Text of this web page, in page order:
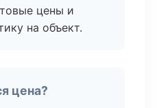
цены и
на объект.
цена?